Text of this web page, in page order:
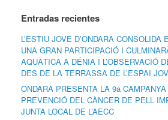
Entradas recientes
L’ESTIU JOVE D’ONDARA
UNA GRAN PARTICIPACIÓ I
AQUÀTICA A DÉNIA I L’OBSERVACIÓ
DES DE LA TERRASSA DE L’ESPAI
ONDARA PRESENTA LA 9a
PREVENCIÓ DEL CÀNCER DE PELL
JUNTA LOCAL DE L’AECC